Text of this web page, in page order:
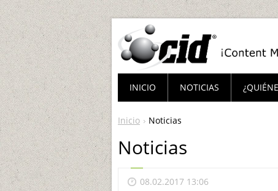
Inicio Noticias
Noticias
08.02.2017 13:06
INICIO NOTICIAS